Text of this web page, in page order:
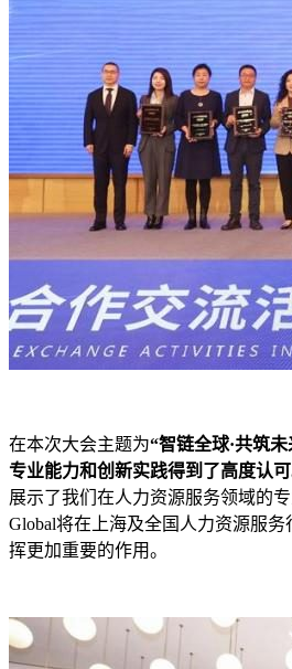
在本次大会主题为“智链全球·共筑
专业能力和创新实践得到了高度认
展示了我们在人力资源服务领域的
Global将在上海及全国人力资源服务
挥更加重要的作用。